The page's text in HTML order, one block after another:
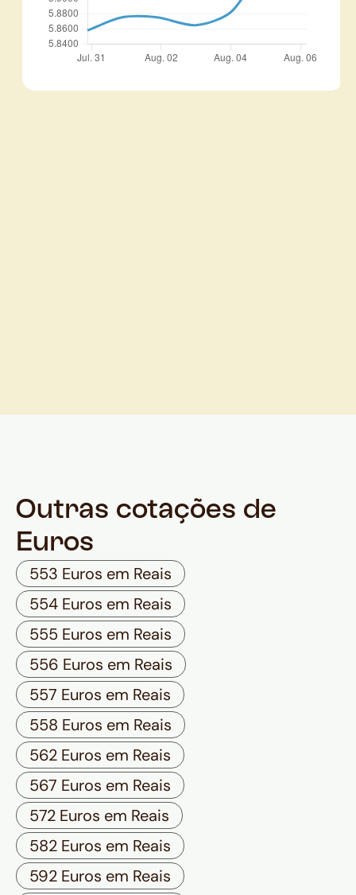
Outras cotações de
Euros
553 Euros em Reais
554 Euros em Reais
555 Euros em Reais
556 Euros em Reais
557 Euros em Reais
558 Euros em Reais
562 Euros em Reais
567 Euros em Reais
572 Euros em Reais
582 Euros em Reais
592 Euros em Reais